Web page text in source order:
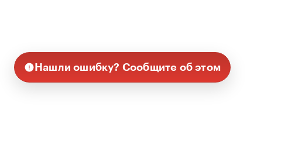
Нашли ошибку? Сообщите об этом